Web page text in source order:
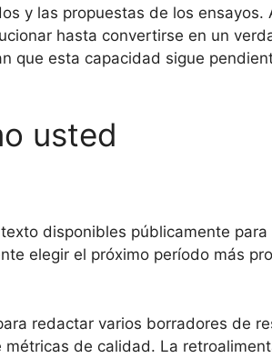
y las propuestas de los ensayos.
hasta convertirse en un
que esta capacidad sigue
usted
disponibles públicamente para
elegir el próximo período más
redactar varios borradores de
de calidad. La